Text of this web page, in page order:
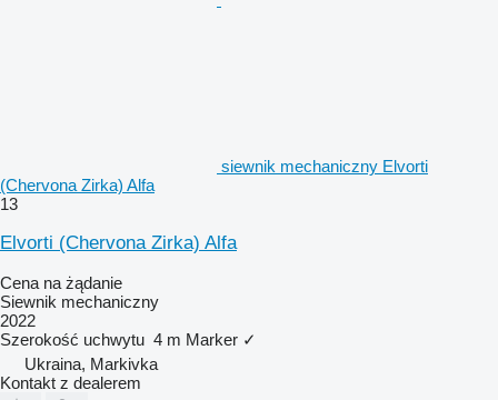
siewnik mechaniczny Elvorti
(Chervona Zirka) Alfa
13
Elvorti (Chervona Zirka) Alfa
Cena na żądanie
Siewnik mechaniczny
2022
Szerokość uchwytu 4 m Marker ✓
Ukraina, Markivka
Kontakt z dealerem